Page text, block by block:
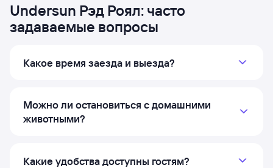
Undersun Рэд Роял: часто
задаваемые вопросы
Какое время заезда и выезда?
Можно ли остановиться с домашними
животными?
Какие удобства доступны гостям?